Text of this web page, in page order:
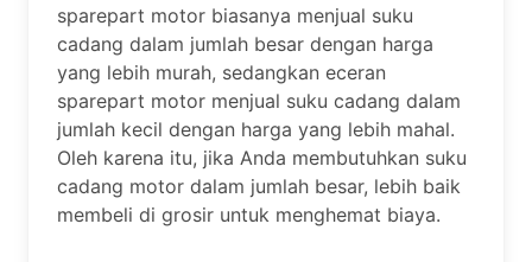
sparepart motor biasanya menjual suku
cadang dalam jumlah besar dengan harga
yang lebih murah, sedangkan eceran
sparepart motor menjual suku cadang dalam
jumlah kecil dengan harga yang lebih mahal.
Oleh karena itu, jika Anda membutuhkan suku
cadang motor dalam jumlah besar, lebih baik
membeli di grosir untuk menghemat biaya.